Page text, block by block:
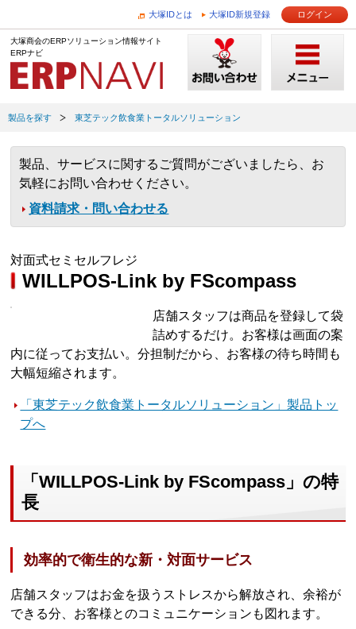
大塚IDとは 大塚ID新規登録 ログイン
大塚商会のERPソリューション情報サイト
ERPナビ
製品を探す 東芝テック飲食業トータルソリューション
製品、サービスに関するご質問がございましたら、お
気軽にお問い合わせください。
資料請求・問い合わせる
対面式セミセルフレジ
WILLPOS-Link by FScompass
店舗スタッフは商品を登録して袋
詰めするだけ。お客様は画面の案
内に従ってお支払い。分担制だから、お客様の待ち時間も
大幅短縮されます。
「東芝テック飲食業トータルソリューション」製品トッ
プへ
「WILLPOS-Link by FScompass」の特
長
効率的で衛生的な新・対面サービス
店舗スタッフはお金を扱うストレスから解放され、余裕が
できる分、お客様とのコミュニケーションも図れます。